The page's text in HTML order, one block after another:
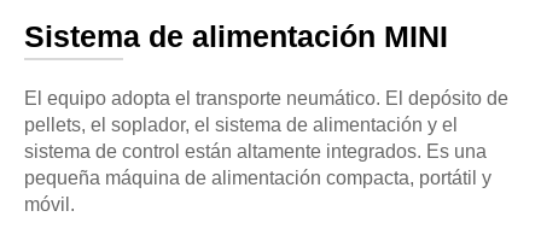
Sistema de alimentación MINI
El equipo adopta el transporte neumático. El depósito de
pellets, el soplador, el sistema de alimentación y el
sistema de control están altamente integrados. Es una
pequeña máquina de alimentación compacta, portátil y
móvil.